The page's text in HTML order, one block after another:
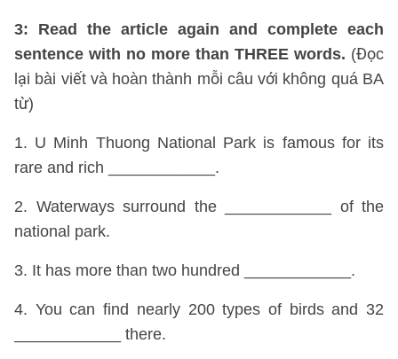
3: Read the article again and complete each
sentence with no more than THREE words. (Đọc
lại bài viết và hoàn thành mỗi câu với không quá BA
từ)
1. U Minh Thuong National Park is famous for its
rare and rich ____________.
2. Waterways surround the ____________ of the
national park.
3. It has more than two hundred ____________.
4. You can find nearly 200 types of birds and 32
____________ there.